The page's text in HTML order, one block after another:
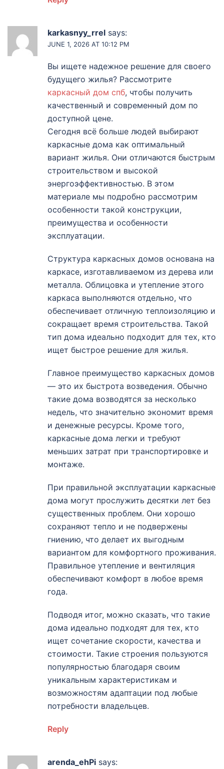
karkasnyy_rrel says:
JUNE 1, 2026 AT 10:12 PM
Вы ищете надежное решение для своего
будущего жилья? Рассмотрите
каркасный дом спб, чтобы получить
качественный и современный дом по
доступной цене.
Сегодня всё больше людей выбирают
каркасные дома как оптимальный
вариант жилья. Они отличаются быстрым
строительством и высокой
энергоэффективностью. В этом
материале мы подробно рассмотрим
особенности такой конструкции,
преимущества и особенности
эксплуатации.
Структура каркасных домов основана на
каркасе, изготавливаемом из дерева или
металла. Облицовка и утепление этого
каркаса выполняются отдельно, что
обеспечивает отличную теплоизоляцию и
сокращает время строительства. Такой
тип дома идеально подходит для тех, кто
ищет быстрое решение для жилья.
Главное преимущество каркасных домов
— это их быстрота возведения. Обычно
такие дома возводятся за несколько
недель, что значительно экономит время
и денежные ресурсы. Кроме того,
каркасные дома легки и требуют
меньших затрат при транспортировке и
монтаже.
При правильной эксплуатации каркасные
дома могут прослужить десятки лет без
существенных проблем. Они хорошо
сохраняют тепло и не подвержены
гниению, что делает их выгодным
вариантом для комфортного проживания.
Правильное утепление и вентиляция
обеспечивают комфорт в любое время
года.
Подводя итог, можно сказать, что такие
дома идеально подходят для тех, кто
ищет сочетание скорости, качества и
стоимости. Такие строения пользуются
популярностью благодаря своим
уникальным характеристикам и
возможностям адаптации под любые
потребности владельцев.
Reply
arenda_ehPi says: